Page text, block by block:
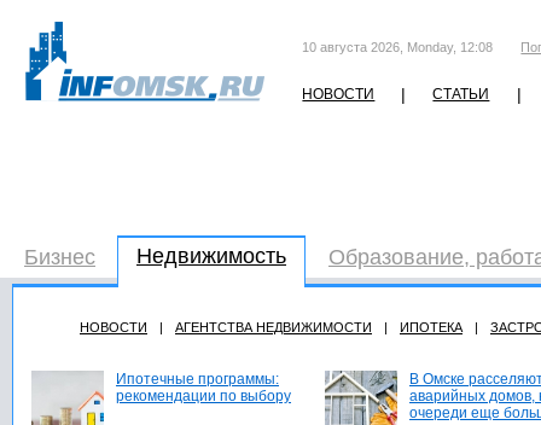
10 августа 2026, Monday, 12:08
НОВОСТИ | СТАТЬИ |
Бизнес Недвижимость Образование,
НОВОСТИ | АГЕНТСТВА НЕДВИЖИМОСТИ | ИПОТЕКА |
Ипотечные программы:
рекомендации по выбору
В Омске
аварийных домов,
очереди еще